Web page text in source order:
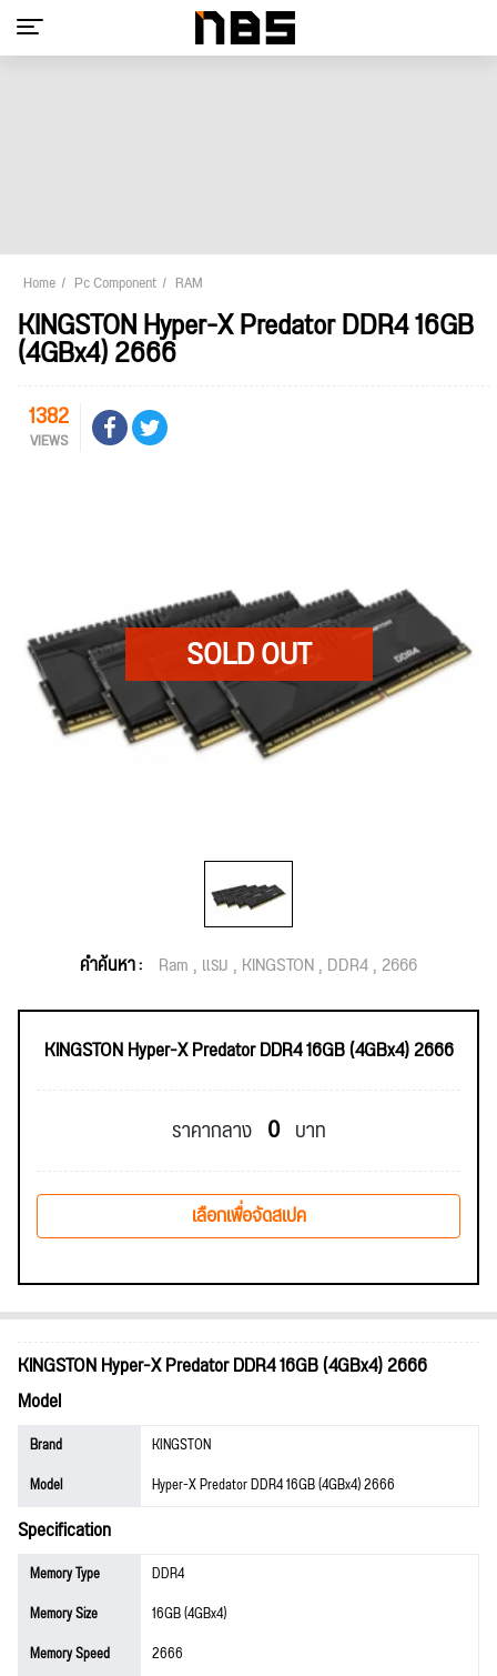
Home Pc Component RAM
KINGSTON Hyper-X Predator DDR4 16GB
(4GBx4) 2666
1382
VIEWS
คำค้นหา : Ram แรม KINGSTON DDR4 2666
KINGSTON Hyper-X Predator DDR4 16GB (4GBx4) 2666
ราคากลาง 0 บาท
เลือกเพื่อจัดสเปค
KINGSTON Hyper-X Predator DDR4 16GB (4GBx4) 2666
Model
Brand
KINGSTON
Model
Hyper-X Predator DDR4 16GB (4GBx4) 2666
Specification
Memory Type
DDR4
Memory Size
16GB (4GBx4)
Memory Speed
2666